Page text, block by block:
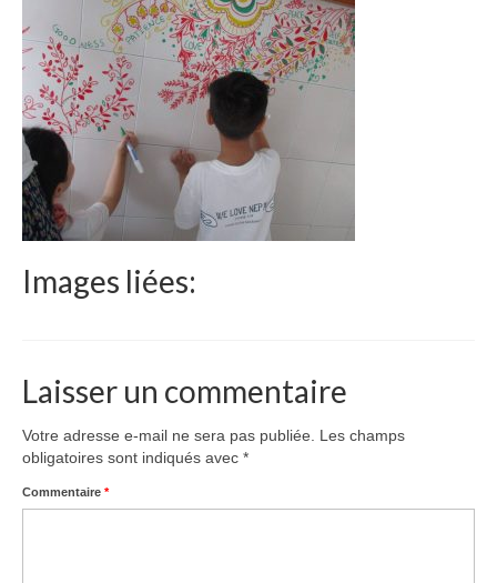
Le Népal
Documents
Parrainages
Missions 2023
Actualités
Nous contacter
Images liées:
Laisser un commentaire
Votre adresse e-mail ne sera pas publiée.
Les champs
obligatoires sont indiqués avec *
Commentaire *